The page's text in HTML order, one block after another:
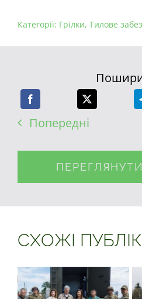
Категорії: Грілки, Тилове
Попередні
ПЕРЕГЛЯНУТИ
СХОЖІ